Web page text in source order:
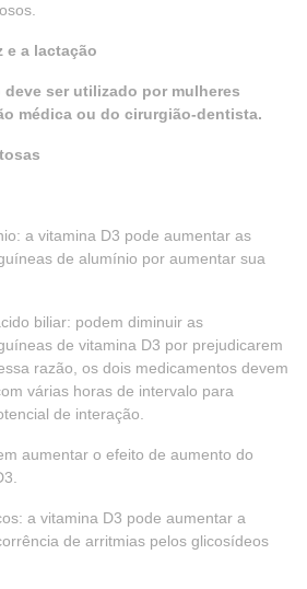
e a lactação
deve ser utilizado por mulheres
médica ou do cirurgião-dentista.
a vitamina D3 pode aumentar as
de alumínio por aumentar sua
biliar: podem diminuir as
de vitamina D3 por prejudicarem
razão, os dois medicamentos devem
várias horas de intervalo para
de interação.
aumentar o efeito de aumento do
a vitamina D3 pode aumentar a
de arritmias pelos glicosídeos